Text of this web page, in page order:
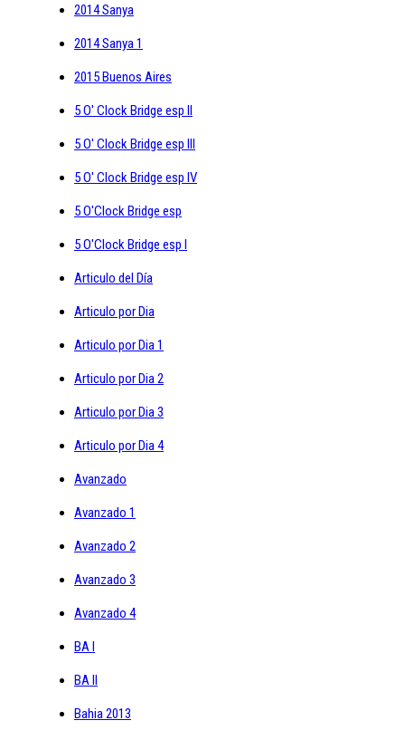
2014 Sanya
2014 Sanya 1
2015 Buenos Aires
5 O' Clock Bridge esp II
5 O' Clock Bridge esp III
5 O' Clock Bridge esp IV
5 O'Clock Bridge esp
5 O'Clock Bridge esp I
Articulo del Día
Articulo por Dia
Articulo por Dia 1
Articulo por Dia 2
Articulo por Dia 3
Articulo por Dia 4
Avanzado
Avanzado 1
Avanzado 2
Avanzado 3
Avanzado 4
BA I
BA II
Bahia 2013